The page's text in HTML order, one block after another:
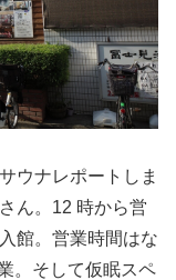
ウナレポートしま
ん。12 時から営
館。営業時間はな
。そして仮眠スペ